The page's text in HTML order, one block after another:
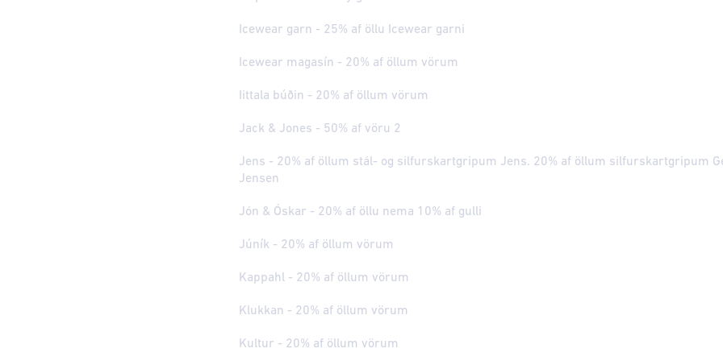
Icewear garn - 25% af öllu Icewear garni
Icewear magasín - 20% af öllum vörum
Iittala búðin - 20% af öllum vörum
Jack & Jones - 50% af vöru 2
Jens - 20% af öllum stál- og silfurskartgripum Jens. 20% af öllum silfurskartgripum
Jensen
Jón & Óskar - 20% af öllu nema 10% af gulli
Júník - 20% af öllum vörum
Kappahl - 20% af öllum vörum
Klukkan - 20% af öllum vörum
Kultur - 20% af öllum vörum